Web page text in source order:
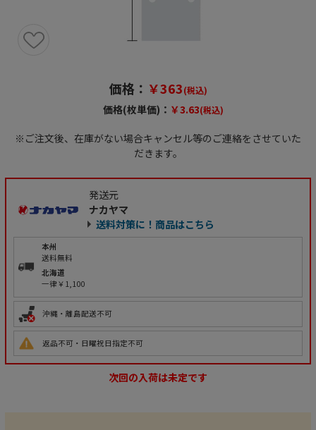
価格： ￥363(税込)
価格(枚単価)： ￥3.63(税込)
※ご注文後、在庫がない場合キャンセル等のご連絡をさせていた
だきます。
発送元
ナカヤマ
送料対策に！商品はこちら
本州
送料無料
北海道
一律￥1,100
沖縄・離島配送不可
返品不可・日曜祝日指定不可
次回の入荷は未定です